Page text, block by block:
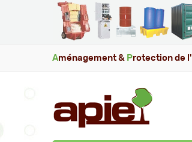
Aménagement & Protection de l'